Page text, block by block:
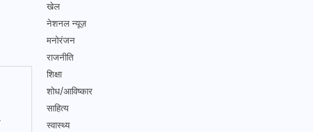
खेल
नेशनल न्यूज़
मनोरंजन
राजनीति
शिक्षा
शोध/आविष्कार
साहित्य
स्वास्थ्य